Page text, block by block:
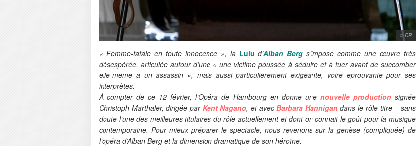
© DR
« Femme-fatale en toute innocence », la Lulu d’Alban Berg s’impose comme une œuvre très
désespérée, articulée autour d’une « une victime poussée à séduire et à tuer avant de succomber
elle-même à un assassin », mais aussi particulièrement exigeante, voire éprouvante pour ses
interprètes.
À compter de ce 12 février, l’Opéra de Hambourg en donne une nouvelle productionsignée
Christoph Marthaler, dirigée par Kent Nagano, et avec Barbara Hannigandans le rôle-titre – sans
doute l’une des meilleures titulaires du rôle actuellement et dont on connait le goût pour la musique
contemporaine. Pour mieux préparer le spectacle, nous revenons sur la genèse (compliquée) de
l’opéra d’Alban Berg et la dimension dramatique de son héroïne.